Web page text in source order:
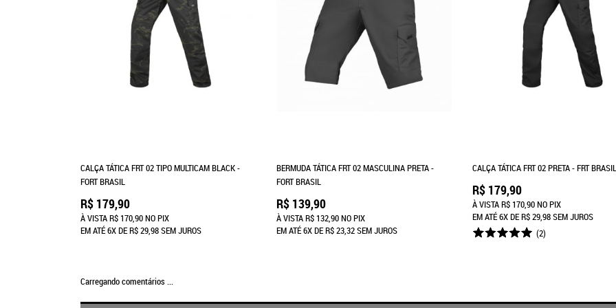
CALÇA TÁTICA FRT 02 TIPO MULTICAM BLACK -
FORT BRASIL
R$ 179,90
À VISTAR$ 170,90NO PIX
EM ATÉ6XDER$ 29,98SEM JUROS
BERMUDA TÁTICA FRT 02 MASCULINA PRETA -
FORT BRASIL
R$ 139,90
À VISTAR$ 132,90NO PIX
EM ATÉ6XDER$ 23,32SEM JUROS
CALÇA TÁTICA FRT 02 PRETA - FRT BRASIL
R$ 179,90
À VISTAR$ 170,90NO PIX
EM ATÉ6XDER$ 29,98SEM JUROS
(2)
Carregando comentários ...